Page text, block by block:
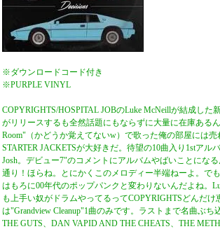
※ダウンロードコード付き
※PURPLE VINYL
COPYRIGHTS/HOSPITAL JOBのLuke McNeillが結成した
がリリースするも全然話題にもならずに大量に在庫ある
Room"（かどうか覚えてないw）で歌った俺の部屋には
STARTER JACKETSが大好きだ。待望の10曲入り1stアル
Josh。デビュー7"のコメントにアルバムやばいことにな
通り！ほらね。とにかくこのメロディー半端ねーよ。で
はもろに00年代のポップパンクと変わりないんだよね。
も上手い奴がドラムやってるってCOPYRIGHTSどんだ
は"Grandview Cleanup"1曲のみです。ラストまで名曲ぶ
THE GUTS、DAN VAPID AND THE CHEATS、THE